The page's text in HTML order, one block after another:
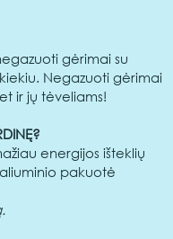
gėrimai su
Negazuoti gėrimai
ir jų tėveliams!
energijos išteklių
pakuotė